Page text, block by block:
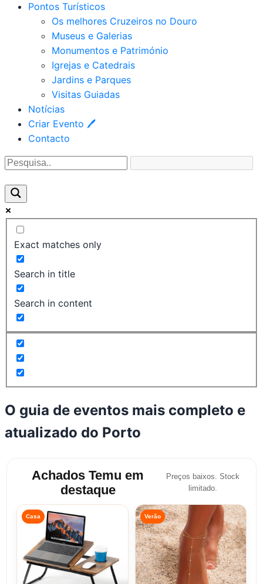
Pontos Turísticos
Os melhores Cruzeiros no Douro​
Museus e Galerias
Monumentos e Património
Igrejas e Catedrais
Jardins e Parques
Visitas Guiadas
Notícias
Criar Evento 🖊
Contacto
Exact matches only
Search in title
Search in content
O guia de eventos mais completo e
atualizado do Porto
Achados Temu em
destaque
Preços baixos. Stock
limitado.
Casa Verão